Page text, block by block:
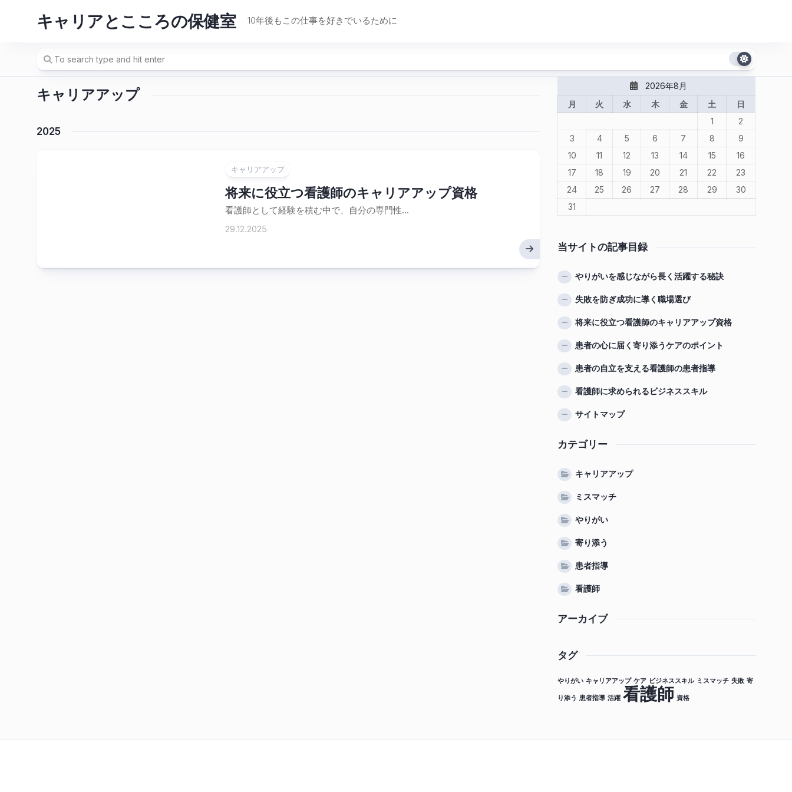
キャリアとこころの保健室 10年後もこの仕事を好きでいるために
キャリアアップ
2025
キャリアアップ
将来に役立つ看護師のキャリアアップ資格
看護師として経験を積む中で、自分の専門性...
29.12.2025
2026年8月
月
火 水 木 金 土
日
1
2
3
4 5 6 7 8
9
10
11 12 13 14 15
16
17
18 19 20 21 22
23
24
25 26 27 28 29
30
31
当サイトの記事目録
やりがいを感じながら長く活躍する秘訣
失敗を防ぎ成功に導く職場選び
将来に役立つ看護師のキャリアアップ資格
患者の心に届く寄り添うケアのポイント
患者の自立を支える看護師の患者指導
看護師に求められるビジネススキル
サイトマップ
カテゴリー
キャリアアップ
ミスマッチ
やりがい
寄り添う
患者指導
看護師
アーカイブ
タグ
やりがい キャリアアップ ケア ビジネススキル ミスマッチ 失敗 寄
り添う 患者指導 活躍 看護師 資格